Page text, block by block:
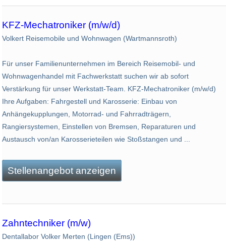
KFZ-Mechatroniker (m/w/d)
Volkert Reisemobile und Wohnwagen (Wartmannsroth)
Für unser Familienunternehmen im Bereich Reisemobil- und
Wohnwagenhandel mit Fachwerkstatt suchen wir ab sofort
Verstärkung für unser Werkstatt-Team. KFZ-Mechatroniker (m/w/d)
Ihre Aufgaben: Fahrgestell und Karosserie: Einbau von
Anhängekupplungen, Motorrad- und Fahrradträgern,
Rangiersystemen, Einstellen von Bremsen, Reparaturen und
Austausch von/an Karosserieteilen wie Stoßstangen und ...
Stellenangebot anzeigen
Zahntechniker (m/w)
Dentallabor Volker Merten (Lingen (Ems))